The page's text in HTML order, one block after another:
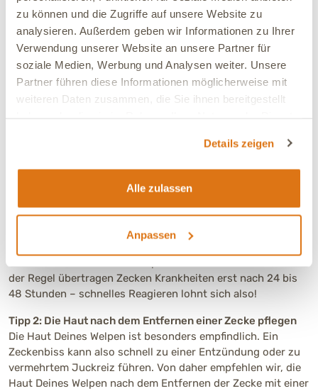
zu können und die Zugriffe auf unsere Website zu
analysieren. Außerdem geben wir Informationen zu Ihrer
Verwendung unserer Website an unsere Partner für
soziale Medien, Werbung und Analysen weiter. Unsere
Partner führen diese Informationen möglicherweise mit
weiteren Daten zusammen, die Sie ihnen bereitgestellt
Details zeigen
Alle zulassen
Anpassen
berücksichtigen.
Wie schütze ich meinen Hund am
besten vor Zecken?
Tipp 1: Den Hundwelpen gründlich absuchen
Du solltest Deinen Welpen nach jedem Spaziergang und
Aufenthalt im Grünen sorgfältig nach Zecken absuchen. Hat
sich dennoch mal ein Blutsauger festgebissen, entferne ihn
Übeltäter mit einer speziellen Zeckenzange oder -karte
vorsichtig aus der Haut ziehst, ohne ihn zu quetschen.
der Regel übertragen Zecken Krankheiten erst nach 24 bis
48 Stunden – schnelles Reagieren lohnt sich also!
Tipp 2: Die Haut nach dem Entfernen einer Zecke pflegen
Die Haut Deines Welpen ist besonders empfindlich. Ein
Zeckenbiss kann also schnell zu einer Entzündung oder zu
vermehrtem Juckreiz führen. Von daher empfehlen wir, die
Haut Deines Welpen nach dem Entfernen der Zecke mit einer